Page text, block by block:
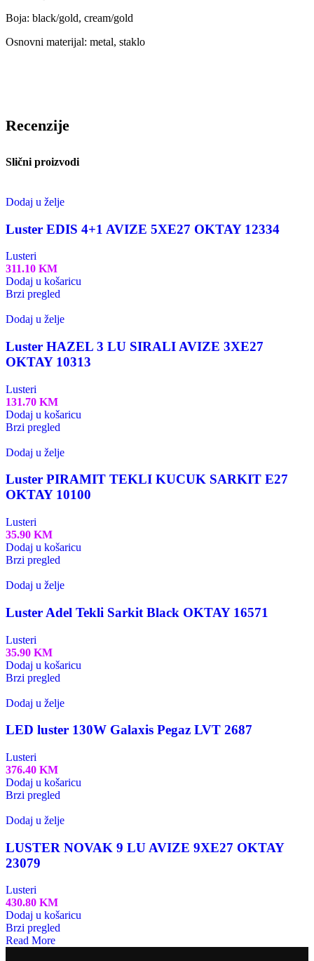
Boja: black/gold, cream/gold
Osnovni materijal: metal, staklo
Recenzije
Slični proizvodi
Dodaj u želje
Luster EDIS 4+1 AVIZE 5XE27 OKTAY 12334
Lusteri
311.10 KM
Dodaj u košaricu
Brzi pregled
Dodaj u želje
Luster HAZEL 3 LU SIRALI AVIZE 3XE27
OKTAY 10313
Lusteri
131.70 KM
Dodaj u košaricu
Brzi pregled
Dodaj u želje
Luster PIRAMIT TEKLI KUCUK SARKIT E27
OKTAY 10100
Lusteri
35.90 KM
Dodaj u košaricu
Brzi pregled
Dodaj u želje
Luster Adel Tekli Sarkit Black OKTAY 16571
Lusteri
35.90 KM
Dodaj u košaricu
Brzi pregled
Dodaj u želje
LED luster 130W Galaxis Pegaz LVT 2687
Lusteri
376.40 KM
Dodaj u košaricu
Brzi pregled
Dodaj u želje
LUSTER NOVAK 9 LU AVIZE 9XE27 OKTAY
23079
Lusteri
430.80 KM
Dodaj u košaricu
Brzi pregled
Read More